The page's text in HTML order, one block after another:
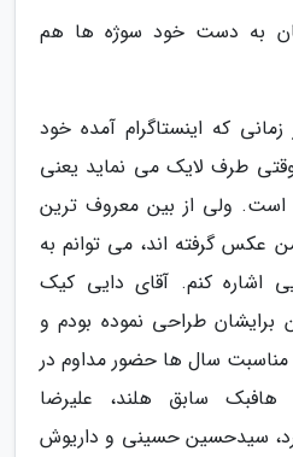
به دست خود سوژه ها هم
که اینستاگرام آمده خود
طرف لایک می نماید یعنی
است. ولی از بین معروف ترین
گرفته اند، می توانم به
اشاره کنم. آقای دایی کیک
طراحی نموده بودم و
سال ها حضور مداوم در
هافبک سابق هلند، علیرضا
سیدحسین حسینی و داریوش